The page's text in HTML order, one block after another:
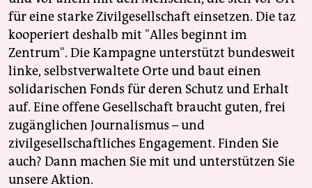
für eine starke Zivilgesellschaft einsetzen. Die taz
kooperiert deshalb mit "Alles beginnt im
Zentrum". Die Kampagne unterstützt bundesweit
linke, selbstverwaltete Orte und baut einen
solidarischen Fonds für deren Schutz und Erhalt
auf. Eine offene Gesellschaft braucht guten, frei
zugänglichen Journalismus – und
zivilgesellschaftliches Engagement. Finden Sie
auch? Dann machen Sie mit und unterstützen Sie
unsere Aktion.